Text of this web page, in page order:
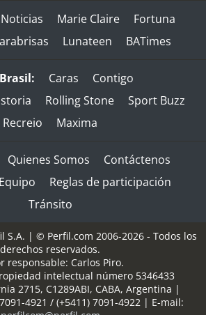
Noticias Marie Claire
Fortuna
Lunateen BATimes
Caras
Contigo
Rolling Stone
Sport Buzz
Recreio
Maxima
Quienes Somos
Contáctenos
Equipo
Reglas de participación
Tránsito
S.A. | © Perfil.com 2006-2026 - Todos los
derechos reservados.
responsable: Carlos Piro.
intelectual número 5346433
2715, C1289ABI, CABA, Argentina |
4921 / (+5411) 7091-4922| E-mail: